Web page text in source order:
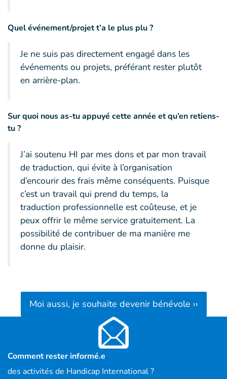
Quel événement/projet t’a le plus plu ?
Je ne suis pas directement engagé dans les
événements ou projets, préférant rester plutôt
en arrière-plan.
Sur quoi nous as-tu appuyé cette année et qu’en retiens-
tu ?
J’ai soutenu HI par mes dons et par mon travail
de traduction, qui évite à l’organisation
d’encourir des frais même conséquents. Puisque
c’est un travail qui prend du temps, la
traduction professionnelle est coûteuse, et je
peux offrir le même service gratuitement. La
possibilité de contribuer de ma manière me
donne du plaisir.
Moi aussi, je souhaite devenir bénévole ››
Comment rester informé.e
des activités de Handicap International ?